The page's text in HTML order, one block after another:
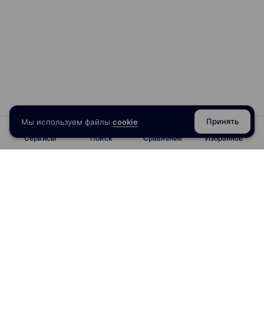
Сервисы Поиск Сравнение Избранное
Мы используем файлы cookie Принять